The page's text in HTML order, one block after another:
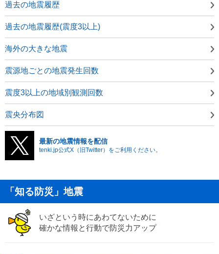
過去の地震履歴
過去の地震履歴(震度3以上)
海外の大きな地震
震源地ごとの地震発生回数
震度3以上の地域別観測回数
震央分布図
最新の地震情報を配信
tenki.jp公式X（旧Twitter）をご利用ください。
「知る防災」地震
いざという時にあわてないために
確かな情報と行動で防災力アップ